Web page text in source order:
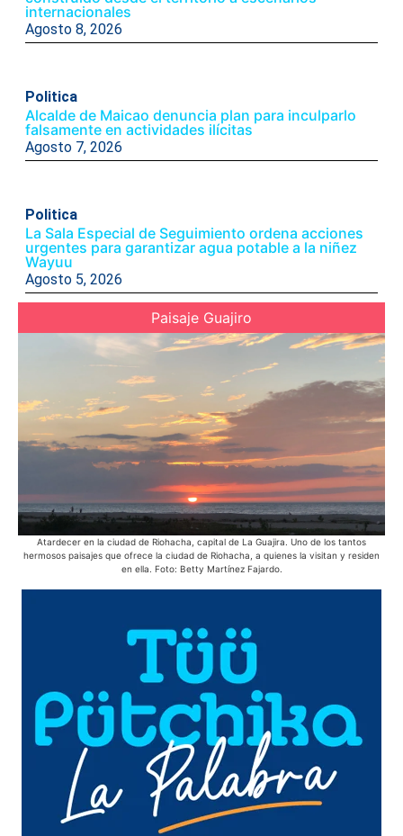
internacionales
Agosto 8, 2026
Politica
Alcalde de Maicao denuncia plan para inculparlo
falsamente en actividades ilícitas
Agosto 7, 2026
Politica
La Sala Especial de Seguimiento ordena acciones
urgentes para garantizar agua potable a la niñez
Wayuu
Agosto 5, 2026
Paisaje Guajiro
Atardecer en la ciudad de Riohacha, capital de La Guajira. Uno de los tantos
hermosos paisajes que ofrece la ciudad de Riohacha, a quienes la visitan y residen
en ella. Foto: Betty Martínez Fajardo.